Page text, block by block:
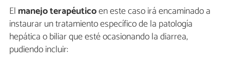
El manejo terapéuticoen este caso irá encaminado a
instaurar un tratamiento específico de la patología
hepática o biliar que esté ocasionando la diarrea,
pudiendo incluir: